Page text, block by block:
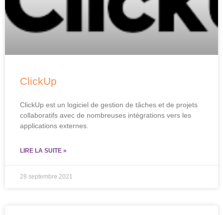
ClickUp
ClickUp est un logiciel de gestion de tâches et de projets
collaboratifs avec de nombreuses intégrations vers les
applications externes.
LIRE LA SUITE »
28 septembre 2021